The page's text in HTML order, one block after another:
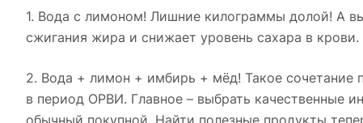
1. Вода с лимоном! Лишние килограммы долой! А
сжигания жира и снижает уровень сахара в крови.
2. Вода + лимон + имбирь + мёд! Такое сочетание
в период ОРВИ. Главное – выбрать качественные